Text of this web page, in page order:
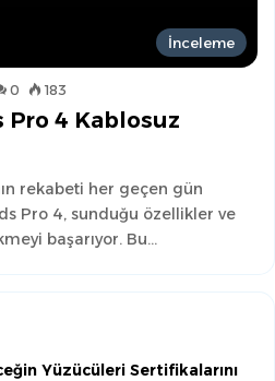
İnceleme
0 183
Pro 4 Kablosuz
rekabeti her geçen gün
Pro 4, sunduğu özellikler ve
başarıyor. Bu…
Yüzücüleri Sertifikalarını